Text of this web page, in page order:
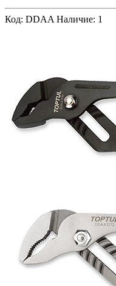
Код: DDAA Наличие: 1